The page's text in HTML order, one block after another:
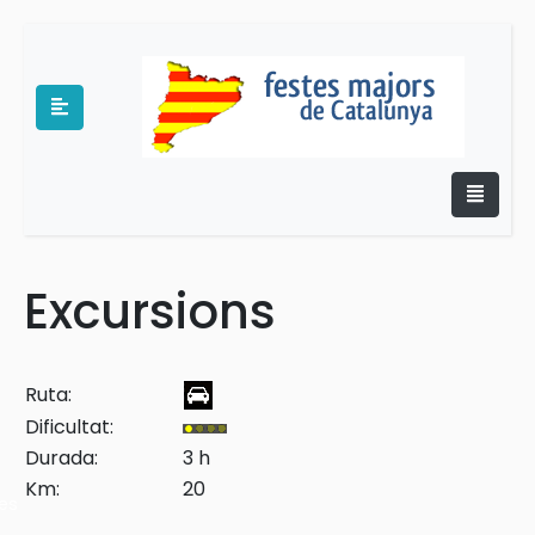
Excursions
Ruta:
Dificultat:
Durada:
3 h
Km:
20